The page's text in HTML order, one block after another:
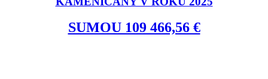
SUMOU 109 466,56 €